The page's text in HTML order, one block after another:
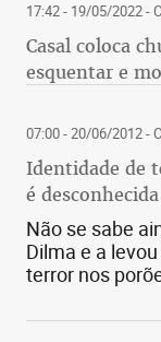
17:42 - 19/05/2022-
Casal coloca
esquentar e
07:00 - 20/06/2012-
Identidade de
é desconhecida
Não se sabe
Dilma e a
terror nos